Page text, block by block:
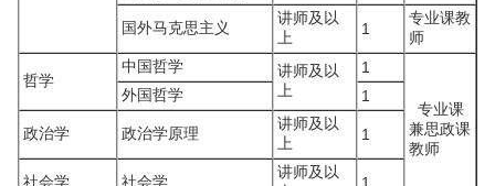
国外马克思主义
讲师及以
上
1
专业课教
师
哲学
中国哲学
讲师及以
上
1
专业课
兼思政课
教师
外国哲学 1
政治学 政治学原理
讲师及以
上
1
社会学 社会学
讲师及以